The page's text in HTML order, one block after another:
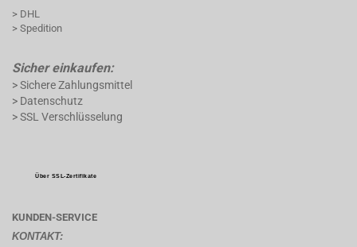
> DHL
> Spedition
Sicher einkaufen:
> Sichere Zahlungsmittel
> Datenschutz
> SSL Verschlüsselung
Über SSL-Zertifikate
KUNDEN-SERVICE
KONTAKT: